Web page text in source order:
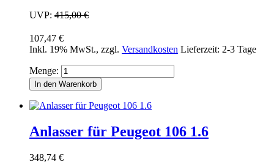
UVP: 415,00 €
107,47 €
Inkl. 19% MwSt., zzgl. Versandkosten Lieferzeit: 2-3 Tage
Menge:
In den Warenkorb
Anlasser für Peugeot 106 1.6
348,74 €